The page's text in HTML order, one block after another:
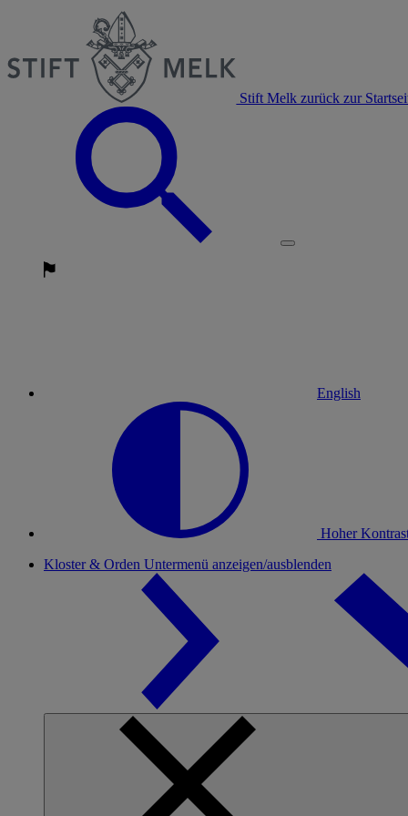
Stift Melk zurück zur
English
Hoher
Kloster & Orden Untermenü anzeigen/ausblenden